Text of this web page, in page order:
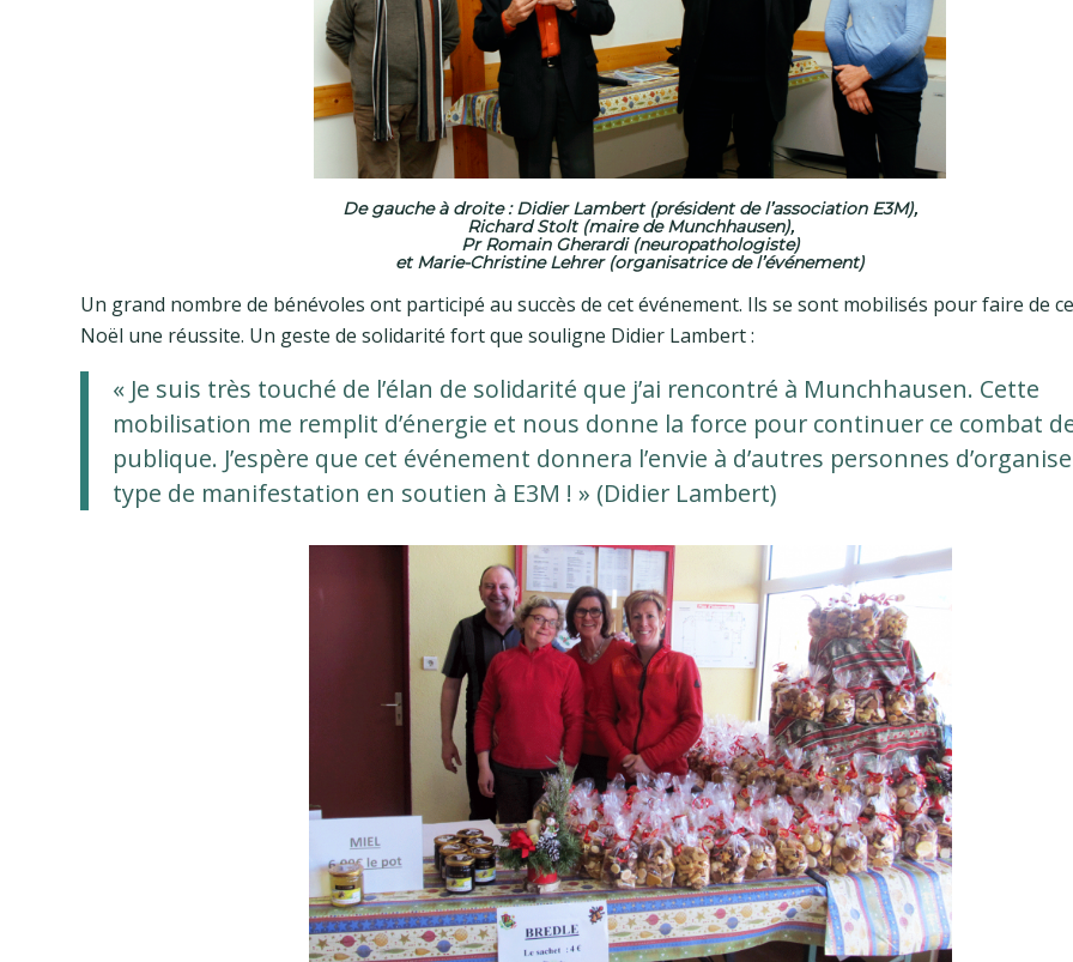
De gauche à droite : Didier Lambert (président de l’association E3M),
Richard Stolt (maire de Munchhausen),
Pr Romain Gherardi (neuropathologiste)
et Marie-Christine Lehrer (organisatrice de l’événement)
Un grand nombre de bénévoles ont participé au succès de cet événement. Ils se sont mobilisés pour faire de
Noël une réussite. Un geste de solidarité fort que souligne Didier Lambert :
« Je suis très touché de l’élan de solidarité que j’ai rencontré à Munchhausen. Cette
mobilisation me remplit d’énergie et nous donne la force pour continuer ce combat
publique. J’espère que cet événement donnera l’envie à d’autres personnes
type de manifestation en soutien à E3M ! » (Didier Lambert)